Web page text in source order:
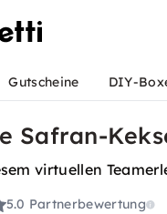
Gutscheine DIY-
Safran-
virtuellen
5.0 Partnerbewertung